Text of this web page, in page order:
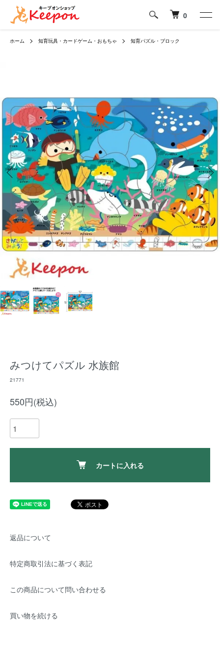
0
ホーム 知育玩具・カードゲーム・おもちゃ 知育パズル・ブロック
みつけてパズル 水族館
21771
550円(税込)
カートに入れる
返品について
特定商取引法に基づく表記
この商品について問い合わせる
買い物を続ける